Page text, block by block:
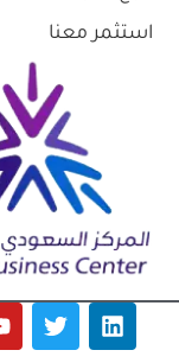
استثمر معنا